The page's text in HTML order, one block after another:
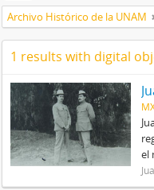
Archivo Histórico de la UNAM
1 results with digital
el